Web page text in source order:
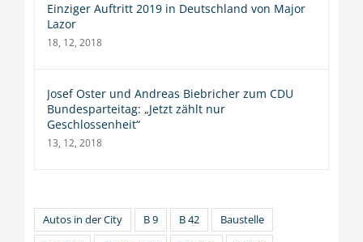
Einziger Auftritt 2019 in Deutschland von Major
Lazor
18, 12, 2018
Josef Oster und Andreas Biebricher zum CDU
Bundesparteitag: „Jetzt zählt nur
Geschlossenheit“
13, 12, 2018
Autos in der City B 9 B 42
Baustelle